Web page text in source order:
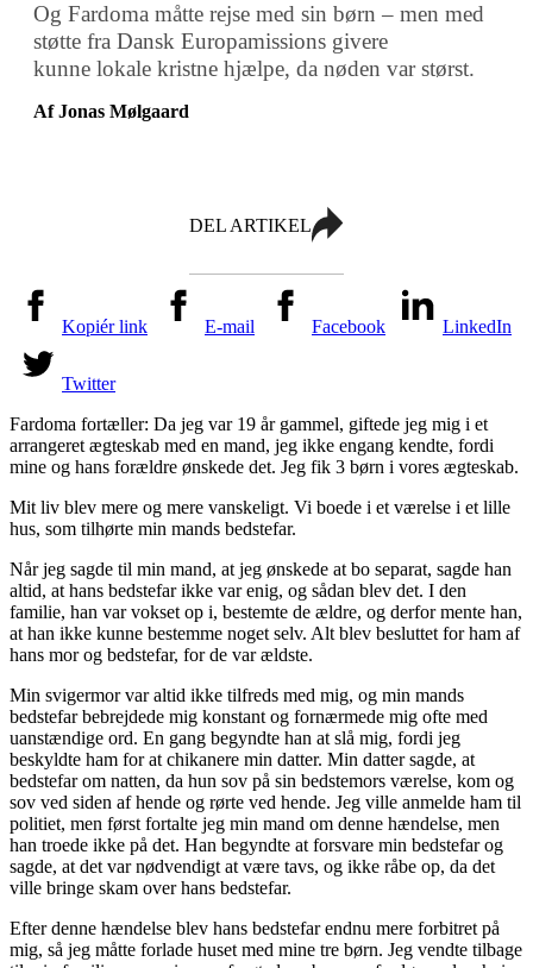
Og Fardoma måtte rejse med sin børn – men med
støtte fra Dansk Europamissions givere
kunne lokale kristne hjælpe, da nøden var størst.
Af Jonas Mølgaard
DEL ARTIKEL
Kopiér link E-mail Facebook LinkedIn
Twitter
Fardoma fortæller: Da jeg var 19 år gammel, giftede jeg mig i et
arrangeret ægteskab med en mand, jeg ikke engang kendte, fordi
mine og hans forældre ønskede det. Jeg fik 3 børn i vores ægteskab.
Mit liv blev mere og mere vanskeligt. Vi boede i et værelse i et lille
hus, som tilhørte min mands bedstefar.
Når jeg sagde til min mand, at jeg ønskede at bo separat, sagde han
altid, at hans bedstefar ikke var enig, og sådan blev det. I den
familie, han var vokset op i, bestemte de ældre, og derfor mente han,
at han ikke kunne bestemme noget selv. Alt blev besluttet for ham af
hans mor og bedstefar, for de var ældste.
Min svigermor var altid ikke tilfreds med mig, og min mands
bedstefar bebrejdede mig konstant og fornærmede mig ofte med
uanstændige ord. En gang begyndte han at slå mig, fordi jeg
beskyldte ham for at chikanere min datter. Min datter sagde, at
bedstefar om natten, da hun sov på sin bedstemors værelse, kom og
sov ved siden af ​​hende og rørte ved hende. Jeg ville anmelde ham til
politiet, men først fortalte jeg min mand om denne hændelse, men
han troede ikke på det. Han begyndte at forsvare min bedstefar og
sagde, at det var nødvendigt at være tavs, og ikke råbe op, da det
ville bringe skam over hans bedstefar.
Efter denne hændelse blev hans bedstefar endnu mere forbitret på
mig, så jeg måtte forlade huset med mine tre børn. Jeg vendte tilbage